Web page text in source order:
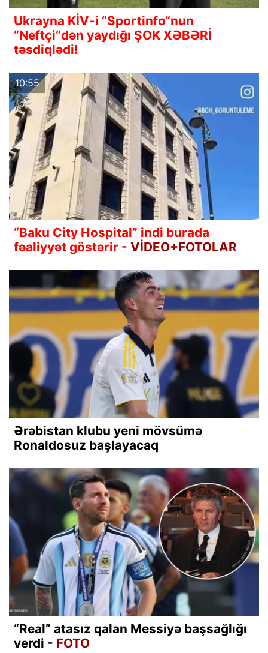
Ukrayna KİV-i “Sportinfo“nun
“Neftçi“dən yaydığı ŞOK XƏBƏRİ
təsdiqlədi!
10:55
“Baku City Hospital” indi burada
fəaliyyət göstərir - VİDEO+FOTOLAR
Ərəbistan klubu yeni mövsümə
Ronaldosuz başlayacaq
“Real” atasız qalan Messiyə başsağlığı
verdi - FOTO